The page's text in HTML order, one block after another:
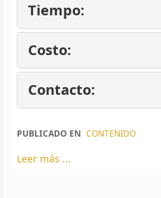
Tiempo:
Costo:
Contacto:
PUBLICADO EN CONTENIDO
Leer más ...